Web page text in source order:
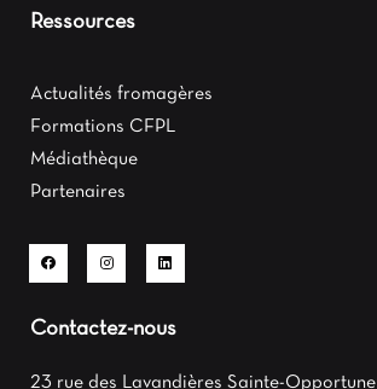
Ressources
Actualités fromagères
Formations CFPL
Médiathèque
Partenaires
Contactez-nous
23 rue des Lavandières Sainte-Opportune